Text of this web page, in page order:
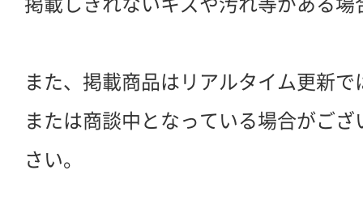
また、掲載商品はリアルタイム更新
または商談中となっている場合がご
さい。